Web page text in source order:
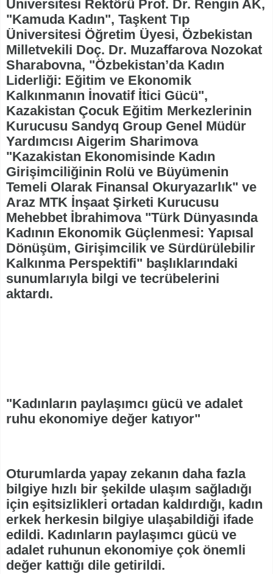
Üniversitesi Rektörü Prof. Dr. Rengin AK,
"Kamuda Kadın", Taşkent Tıp
Üniversitesi Öğretim Üyesi, Özbekistan
Milletvekili Doç. Dr. Muzaffarova Nozokat
Sharabovna, "Özbekistan’da Kadın
Liderliği: Eğitim ve Ekonomik
Kalkınmanın İnovatif İtici Gücü",
Kazakistan Çocuk Eğitim Merkezlerinin
Kurucusu Sandyq Group Genel Müdür
Yardımcısı Aigerim Sharimova
"Kazakistan Ekonomisinde Kadın
Girişimciliğinin Rolü ve Büyümenin
Temeli Olarak Finansal Okuryazarlık" ve
Araz MTK İnşaat Şirketi Kurucusu
Mehebbet İbrahimova "Türk Dünyasında
Kadının Ekonomik Güçlenmesi: Yapısal
Dönüşüm, Girişimcilik ve Sürdürülebilir
Kalkınma Perspektifi" başlıklarındaki
sunumlarıyla bilgi ve tecrübelerini
aktardı.
"Kadınların paylaşımcı gücü ve adalet
ruhu ekonomiye değer katıyor"
Oturumlarda yapay zekanın daha fazla
bilgiye hızlı bir şekilde ulaşım sağladığı
için eşitsizlikleri ortadan kaldırdığı, kadın
erkek herkesin bilgiye ulaşabildiği ifade
edildi. Kadınların paylaşımcı gücü ve
adalet ruhunun ekonomiye çok önemli
değer kattığı dile getirildi.